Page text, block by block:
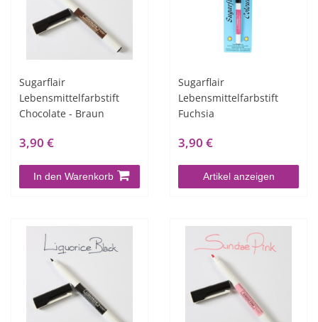
Sugarflair
Lebensmittelfarbstift
Chocolate - Braun
3,90 €
In den Warenkorb
Sugarflair
Lebensmittelfarbstift
Fuchsia
3,90 €
Artikel anzeigen